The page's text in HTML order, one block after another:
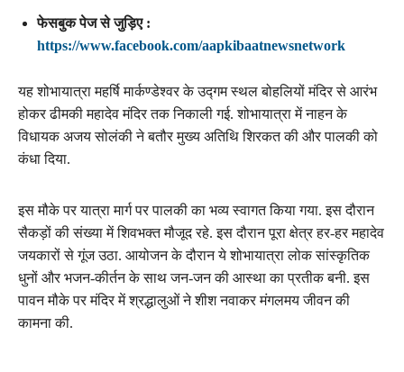
फेसबुक पेज से जुड़िए :
https://www.facebook.com/aapkibaatnewsnetwork
यह शोभायात्रा महर्षि मार्कण्डेश्वर के उद्गम स्थल बोहलियों मंदिर से आरंभ
होकर ढीमकी महादेव मंदिर तक निकाली गई. शोभायात्रा में नाहन के
विधायक अजय सोलंकी ने बतौर मुख्य अतिथि शिरकत की और पालकी को
कंधा दिया.
इस मौके पर यात्रा मार्ग पर पालकी का भव्य स्वागत किया गया. इस दौरान
सैकड़ों की संख्या में शिवभक्त मौजूद रहे. इस दौरान पूरा क्षेत्र हर-हर महादेव
जयकारों से गूंज उठा. आयोजन के दौरान ये शोभायात्रा लोक सांस्कृतिक
धुनों और भजन-कीर्तन के साथ जन-जन की आस्था का प्रतीक बनी. इस
पावन मौके पर मंदिर में श्रद्धालुओं ने शीश नवाकर मंगलमय जीवन की
कामना की.